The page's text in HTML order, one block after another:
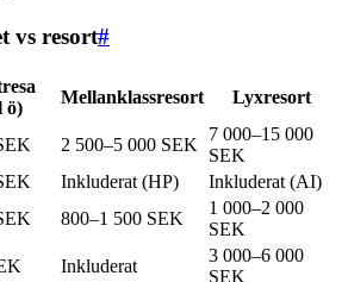
vs resort#
ö)
Mellanklassresort Lyxresort
2 500–5 000 SEK
7 000–15 000
SEK
Inkluderat (HP)
Inkluderat (AI)
800–1 500 SEK
1 000–2 000
SEK
Inkluderat
3 000–6 000
SEK